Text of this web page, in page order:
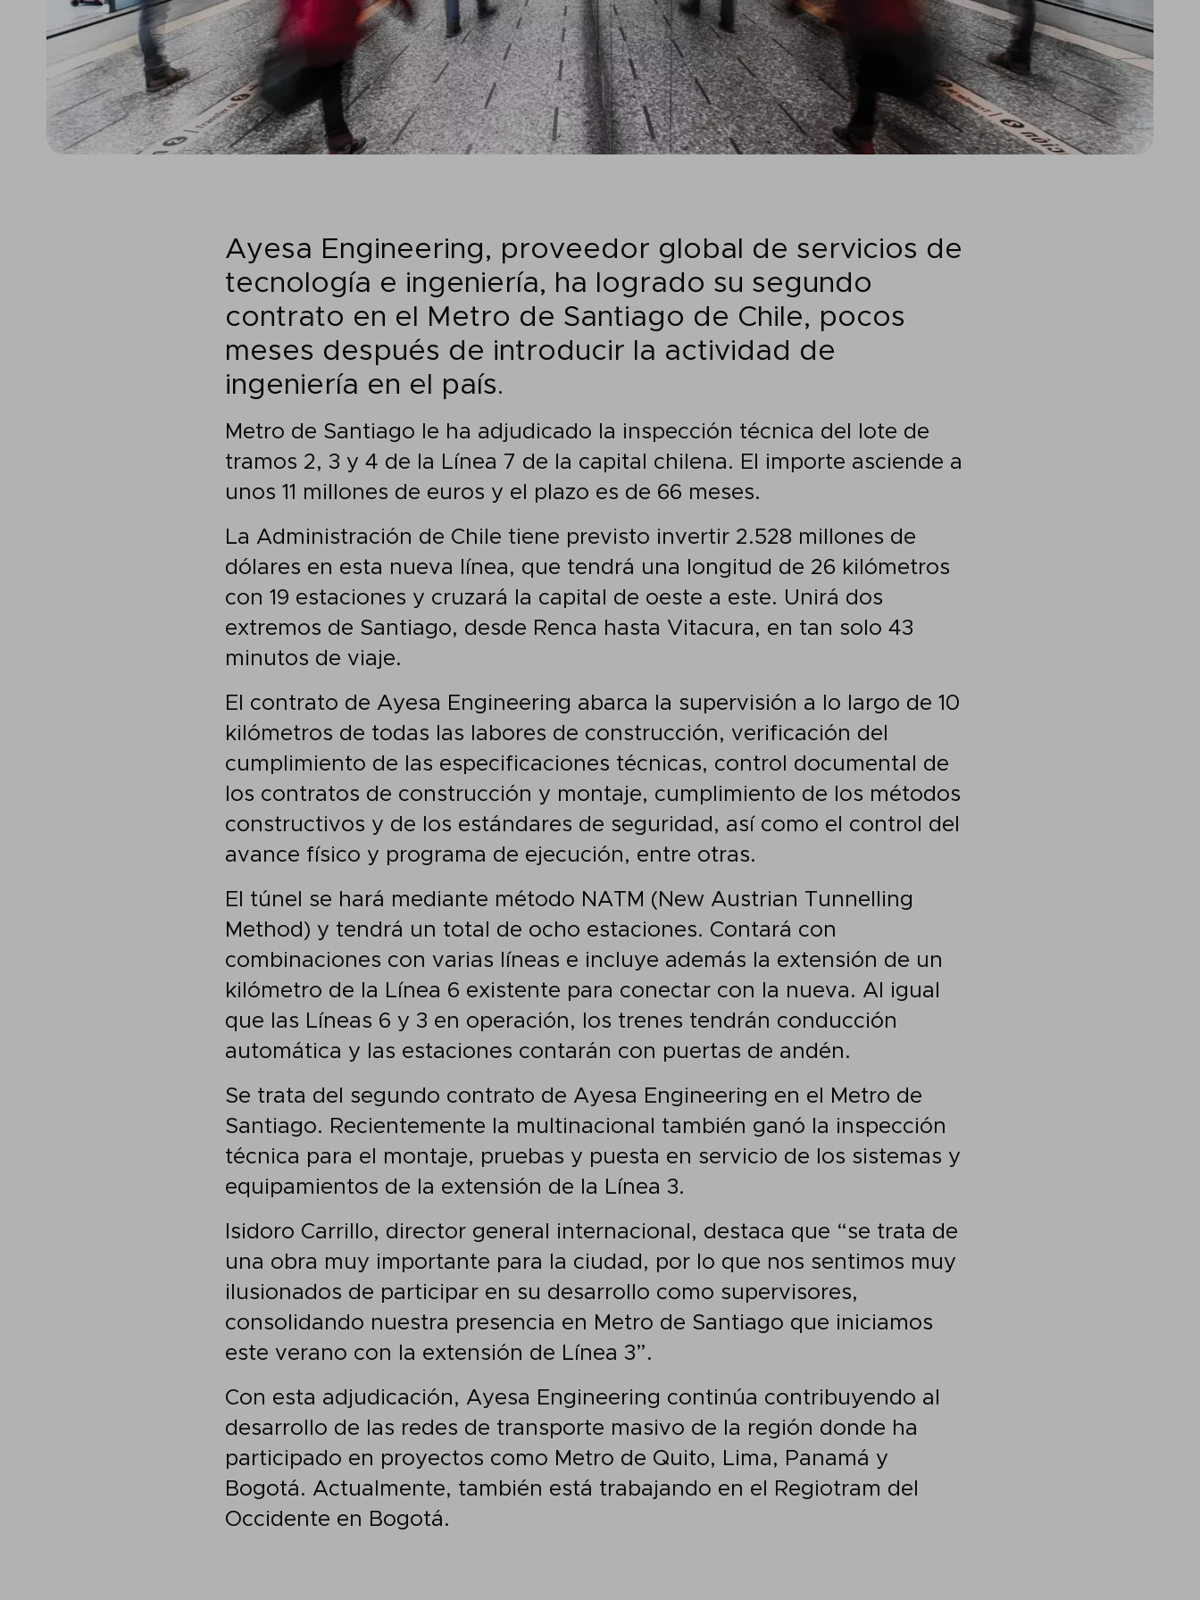
Ayesa Engineering, proveedor global de servicios de
tecnología e ingeniería, ha logrado su segundo
contrato en el Metro de Santiago de Chile, pocos
meses después de introducir la actividad de
ingeniería en el país.
Metro de Santiago le ha adjudicado la inspección técnica del lote de
tramos 2, 3 y 4 de la Línea 7 de la capital chilena. El importe asciende a
unos 11 millones de euros y el plazo es de 66 meses.
La Administración de Chile tiene previsto invertir 2.528 millones de
dólares en esta nueva línea, que tendrá una longitud de 26 kilómetros
con 19 estaciones y cruzará la capital de oeste a este. Unirá dos
extremos de Santiago, desde Renca hasta Vitacura, en tan solo 43
minutos de viaje.
El contrato de Ayesa Engineering abarca la supervisión a lo largo de 10
kilómetros de todas las labores de construcción, verificación del
cumplimiento de las especificaciones técnicas, control documental de
los contratos de construcción y montaje, cumplimiento de los métodos
constructivos y de los estándares de seguridad, así como el control del
avance físico y programa de ejecución, entre otras.
El túnel se hará mediante método NATM (New Austrian Tunnelling
Method) y tendrá un total de ocho estaciones. Contará con
combinaciones con varias líneas e incluye además la extensión de un
kilómetro de la Línea 6 existente para conectar con la nueva. Al igual
que las Líneas 6 y 3 en operación, los trenes tendrán conducción
automática y las estaciones contarán con puertas de andén.
Se trata del segundo contrato de Ayesa Engineering en el Metro de
Santiago. Recientemente la multinacional también ganó la inspección
técnica para el montaje, pruebas y puesta en servicio de los sistemas y
equipamientos de la extensión de la Línea 3.
Isidoro Carrillo, director general internacional, destaca que “se trata de
una obra muy importante para la ciudad, por lo que nos sentimos muy
ilusionados de participar en su desarrollo como supervisores,
consolidando nuestra presencia en Metro de Santiago que iniciamos
este verano con la extensión de Línea 3”.
Con esta adjudicación, Ayesa Engineering continúa contribuyendo al
desarrollo de las redes de transporte masivo de la región donde ha
participado en proyectos como Metro de Quito, Lima, Panamá y
Bogotá. Actualmente, también está trabajando en el Regiotram del
Occidente en Bogotá.